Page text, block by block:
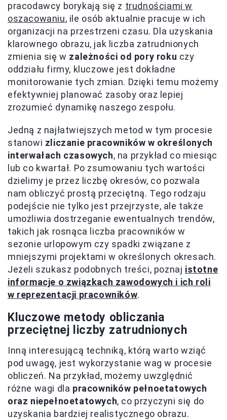
pracodawcy borykają się z trudnościami w
oszacowaniu, ile osób aktualnie pracuje w ich
organizacji na przestrzeni czasu. Dla uzyskania
klarownego obrazu, jak liczba zatrudnionych
zmienia się w zależności od pory roku czy
oddziału firmy, kluczowe jest dokładne
monitorowanie tych zmian. Dzięki temu możemy
efektywniej planować zasoby oraz lepiej
zrozumieć dynamikę naszego zespołu.
Jedną z najłatwiejszych metod w tym procesie
stanowi zliczanie pracowników w określonych
interwałach czasowych, na przykład co miesiąc
lub co kwartał. Po zsumowaniu tych wartości
dzielimy je przez liczbę okresów, co pozwala
nam obliczyć prostą przeciętną. Tego rodzaju
podejście nie tylko jest przejrzyste, ale także
umożliwia dostrzeganie ewentualnych trendów,
takich jak rosnąca liczba pracowników w
sezonie urlopowym czy spadki związane z
mniejszymi projektami w określonych okresach.
Jeżeli szukasz podobnych treści, poznaj istotne
informacje o związkach zawodowych i ich roli
w reprezentacji pracowników.
Kluczowe metody obliczania
przeciętnej liczby zatrudnionych
Inną interesującą techniką, którą warto wziąć
pod uwagę, jest wykorzystanie wag w procesie
obliczeń. Na przykład, możemy uwzględnić
różne wagi dla pracowników pełnoetatowych
oraz niepełnoetatowych, co przyczyni się do
uzyskania bardziej realistycznego obrazu.